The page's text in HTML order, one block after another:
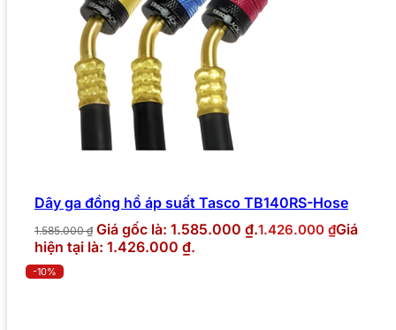
Dây ga đồng hồ áp suất Tasco TB140RS-Hose
1.585.000₫ Giá gốc là: 1.585.000 ₫.1.426.000 ₫Giá
hiện tại là: 1.426.000 ₫.
-10%